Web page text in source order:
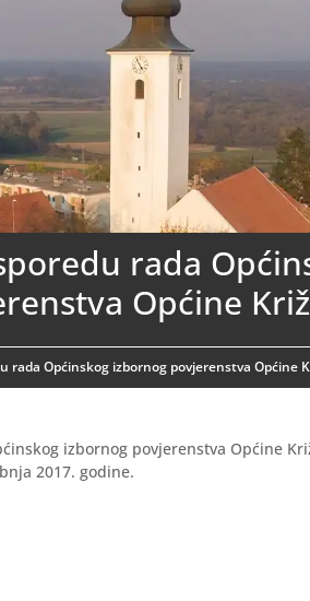
rada
Općine Križ
rada Općinskog izbornog povjerenstva Općine
izbornog povjerenstva Općine
2017. godine.